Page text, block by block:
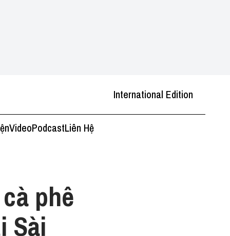
International Edition
VideoPodcastLiên Hệ
phê
Sài